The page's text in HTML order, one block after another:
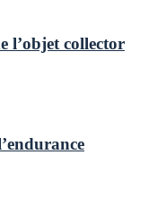
l’objet collector